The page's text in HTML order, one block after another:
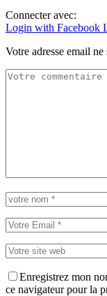
Connecter avec:
Login with Facebook
Votre adresse email ne
Enregistrez mon
ce navigateur pour la